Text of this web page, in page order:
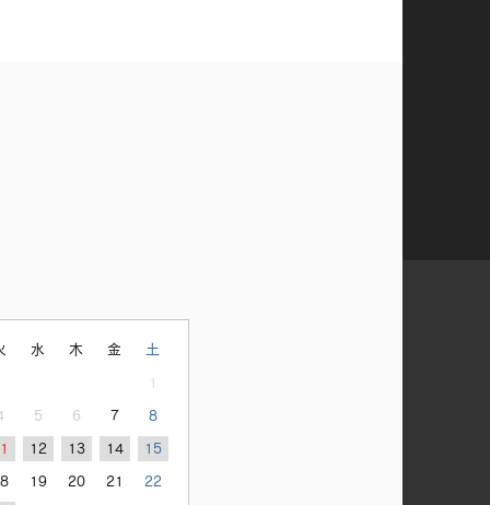
水 木 金 土
1
5 6 7
8
12 13 14
15
19 20 21 22